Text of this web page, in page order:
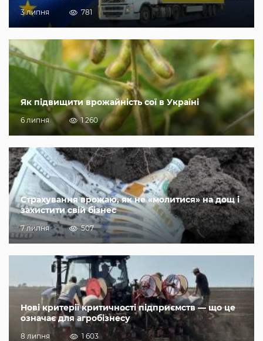
3 липня 781
Як підвищити врожайність сої в Україні
6 липня 1 260
Страхування врожаю, як не «молитися» на дощ і
захистити свій бізнес
7 липня 507
Нові критерії критичності підприємств — що це
означає для агробізнесу
8 липня 1 603